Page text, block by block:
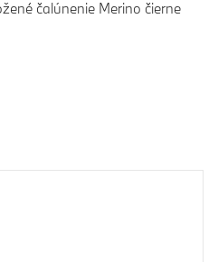
čalúnenie Merino čierne